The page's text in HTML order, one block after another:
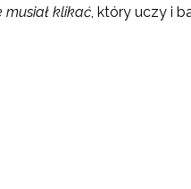
musiał klikać, który uczy i